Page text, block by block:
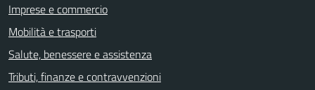
Imprese e commercio
Mobilità e trasporti
Salute, benessere e assistenza
Tributi, finanze e contravvenzioni